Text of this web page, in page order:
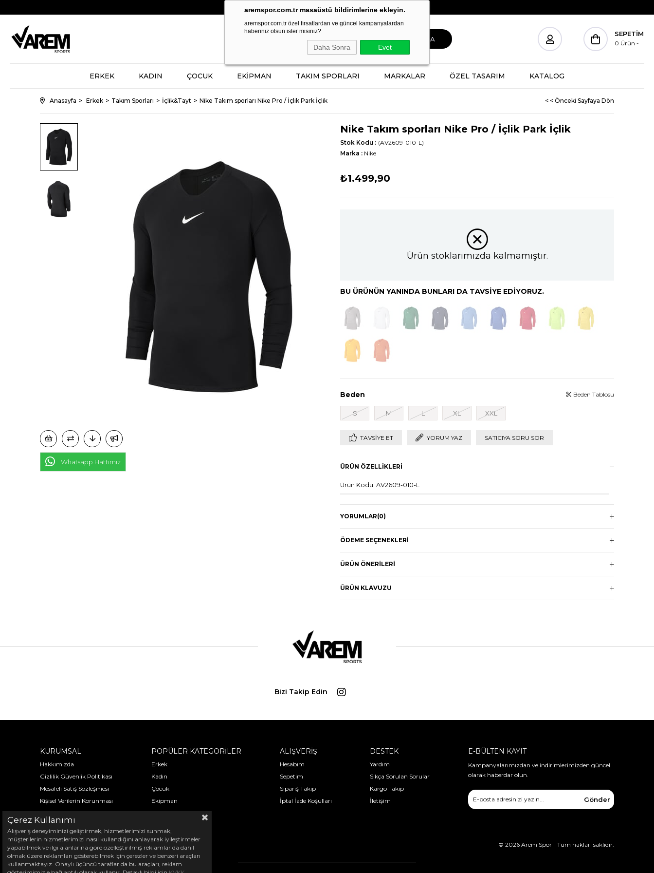
aremspor.com.tr masaüstü bildirimlerine ekleyin.
aremspor.com.tr özel fırsatlardan ve güncel kampanyalardan
haberiniz olsun ister misiniz?
Daha Sonra Evet
BERABER TASARLAYALIM, SİZİN İÇİN ÜRETELİM!
SEPETIM
0 Ürün
ERKEK KADIN ÇOCUK EKİPMAN TAKIM SPORLARI MARKALAR ÖZEL TASARIM KATALOG
Anasayfa Erkek Takım Sporları İçlik&Tayt Nike Takım sporları Nike Pro / İçlik Park İçlik < < Önceki Sayfaya Dön
Whatsapp Hattımız
Nike Takım sporları Nike Pro / İçlik Park İçlik
(AV2609-010-L)
Stok Kodu
Marka : Nike
₺1.499,90
Ürün stoklarımızda kalmamıştır.
BU ÜRÜNÜN YANINDA BUNLARI DA TAVSIYE EDIYORUZ.
Beden
S M L XL XXL
Beden Tablosu
TAVSIYE ET YORUM YAZ SATICIYA SORU SOR
ÜRÜN ÖZELLIKLERI
Ürün Kodu: AV2609-010-L
YORUMLAR(0)
ÖDEME SEÇENEKLERI
ÜRÜN ÖNERILERI
ÜRÜN KLAVUZU
Bizi Takip Edin
KURUMSAL
Hakkımızda
Gizlilik Güvenlik Politikası
Mesafeli Satış Sözleşmesi
Kişisel Verilerin Korunması
POPÜLER KATEGORİLER
Erkek
Kadın
Çocuk
Ekipman
ALIŞVERİŞ
Hesabım
Sepetim
Sipariş Takip
İptal İade Koşulları
DESTEK
Yardım
Sıkça Sorulan Sorular
Kargo Takip
İletişim
E-BÜLTEN KAYIT
Kampanyalarımızdan ve indirimlerimizden güncel
olarak haberdar olun.
Gönder
© 2026 Arem Spor - Tüm hakları saklıdır.
Çerez Kullanımı
Alışveriş deneyiminizi geliştirmek, hizmetlerimizi sunmak,
müşterilerin hizmetlerimizi nasıl kullandığını anlayarak iyileştirmeler
yapabilmek ve ilgi alanlarına göre özelleştirilmiş reklamlar da dahil
olmak üzere reklamları gösterebilmek için çerezler ve benzeri araçları
kullanmaktayız. Onaylı üçüncü taraflar da bu araçları, reklam